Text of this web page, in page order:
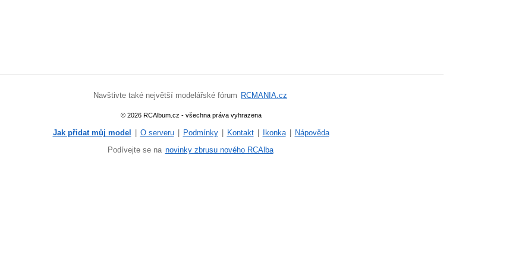
Navštivte také největší modelářské fórum RCMANIA.cz
© 2026 RCAlbum.cz - všechna práva vyhrazena
Jak přidat můj model O serveru Podmínky Kontakt Ikonka
Nápověda
Podívejte se na novinky zbrusu nového RCAlba